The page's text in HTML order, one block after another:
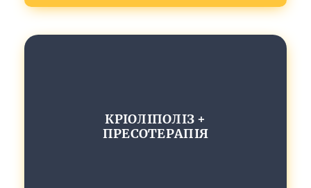
КРІОЛІПОЛІЗ +
ПРЕСОТЕРАПІЯ